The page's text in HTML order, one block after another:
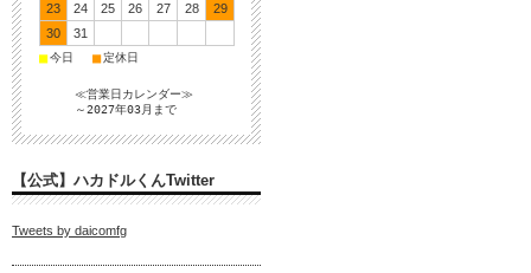
23
24 25 26 27 28
29
30
31
■今日 ■定休日
≪営業日カレンダー≫
～2027年03月まで
【公式】ハカドルくんTwitter
Tweets by daicomfg